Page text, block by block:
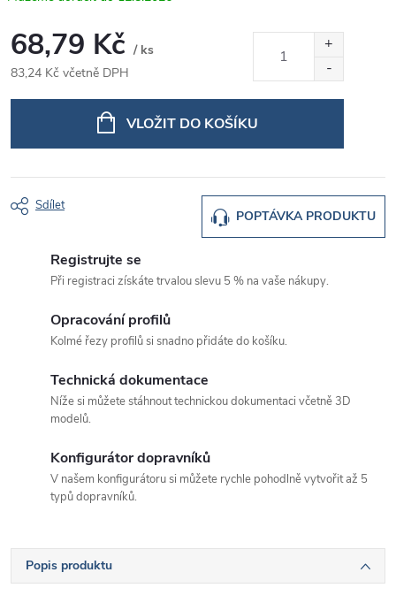
68,79 Kč / ks
83,24 Kč včetně DPH
VLOŽIT DO KOŠÍKU
POPTÁVKA PRODUKTU
Sdílet
Registrujte se
Při registraci získáte trvalou slevu 5 % na vaše nákupy.
Opracování profilů
Kolmé řezy profilů si snadno přidáte do košíku.
Technická dokumentace
Níže si můžete stáhnout technickou dokumentaci včetně 3D
modelů.
Konfigurátor dopravníků
V našem konfigurátoru si můžete rychle pohodlně vytvořit až 5
typů dopravníků.
Popis produktu